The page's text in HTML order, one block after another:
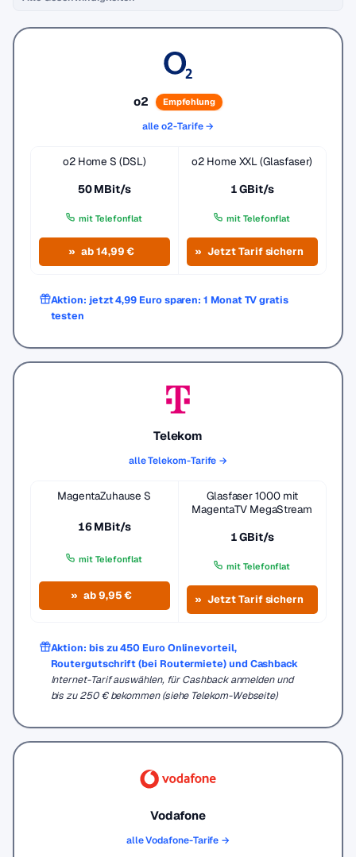
o2 Empfehlung
alle o2-Tarife →
o2 Home S (DSL)
50 MBit/s
mit Telefonflat
ab 14,99 €
o2 Home XXL (Glasfaser)
1 GBit/s
mit Telefonflat
Jetzt Tarif sichern
Aktion: jetzt 4,99 Euro sparen: 1 Monat TV gratis
testen
Telekom
alle Telekom-Tarife →
MagentaZuhause S
16 MBit/s
mit Telefonflat
ab 9,95 €
Glasfaser 1000 mit
MagentaTV MegaStream
1 GBit/s
mit Telefonflat
Jetzt Tarif sichern
Aktion: bis zu 450 Euro Onlinevorteil,
Routergutschrift (bei Routermiete) und Cashback
Internet-Tarif auswählen, für Cashback anmelden und
bis zu 250 € bekommen (siehe Telekom-Webseite)
Vodafone
alle Vodafone-Tarife →